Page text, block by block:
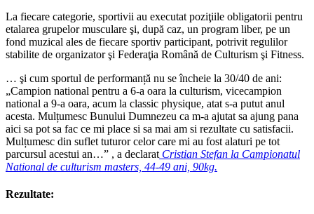
La fiecare categorie, sportivii au executat poziţiile obligatorii pentru
etalarea grupelor musculare şi, după caz, un program liber, pe un
fond muzical ales de fiecare sportiv participant, potrivit regulilor
stabilite de organizator şi Federaţia Română de Culturism şi Fitness.
… şi cum sportul de performanță nu se încheie la 30/40 de ani:
„Campion national pentru a 6-a oara la culturism, vicecampion
national a 9-a oara, acum la classic physique, atat s-a putut anul
acesta. Mulțumesc Bunului Dumnezeu ca m-a ajutat sa ajung pana
aici sa pot sa fac ce mi place si sa mai am si rezultate cu satisfacii.
Mulțumesc din suflet tuturor celor care mi au fost alaturi pe tot
parcursul acestui an…” , a declarat Cristian Stefan la Campionatul
National de culturism masters, 44-49 ani, 90kg.
Rezultate: